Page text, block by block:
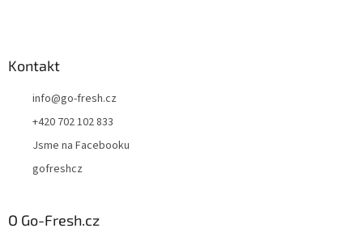
Kontakt
info@go-fresh.cz
+420 702 102 833
Jsme na Facebooku
gofreshcz
O Go-Fresh.cz